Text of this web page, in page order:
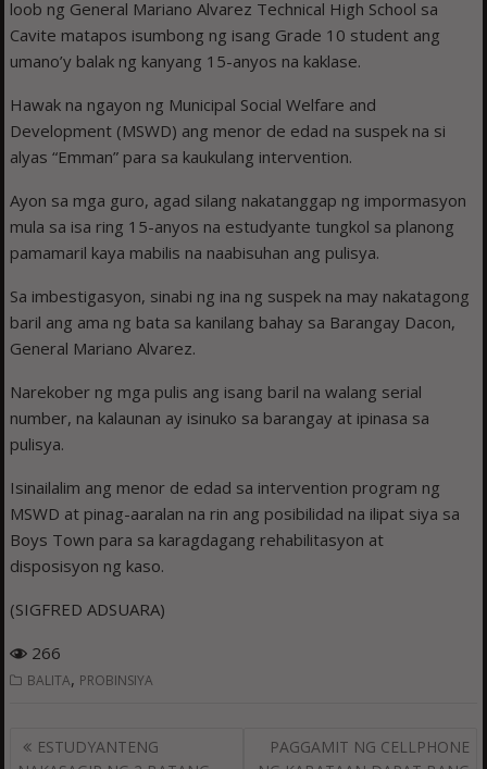
loob ng General Mariano Alvarez Technical High School sa
Cavite matapos isumbong ng isang Grade 10 student ang
umano’y balak ng kanyang 15-anyos na kaklase.
Hawak na ngayon ng Municipal Social Welfare and
Development (MSWD) ang menor de edad na suspek na si
alyas “Emman” para sa kaukulang intervention.
Ayon sa mga guro, agad silang nakatanggap ng impormasyon
mula sa isa ring 15-anyos na estudyante tungkol sa planong
pamamaril kaya mabilis na naabisuhan ang pulisya.
Sa imbestigasyon, sinabi ng ina ng suspek na may nakatagong
baril ang ama ng bata sa kanilang bahay sa Barangay Dacon,
General Mariano Alvarez.
Narekober ng mga pulis ang isang baril na walang serial
number, na kalaunan ay isinuko sa barangay at ipinasa sa
pulisya.
Isinailalim ang menor de edad sa intervention program ng
MSWD at pinag-aaralan na rin ang posibilidad na ilipat siya sa
Boys Town para sa karagdagang rehabilitasyon at
disposisyon ng kaso.
(SIGFRED ADSUARA)
266
BALITA, PROBINSIYA
Post
ESTUDYANTENG
PAGGAMIT NG CELLPHONE